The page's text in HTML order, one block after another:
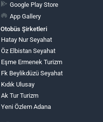
Google Play Store
App Gallery
Otobüs Şirketleri
Hatay Nur Seyahat
Öz Elbistan Seyahat
Eşme Ermenek Turizm
Fk Beylikdüzü Seyahat
Kıdık Ulusay
Ak Tur Turizm
Yeni Özlem Adana